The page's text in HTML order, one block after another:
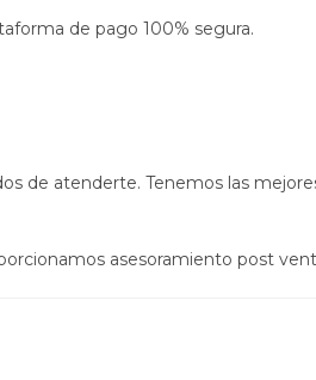
de pago 100% segura.
de atenderte. Tenemos las
asesoramiento post